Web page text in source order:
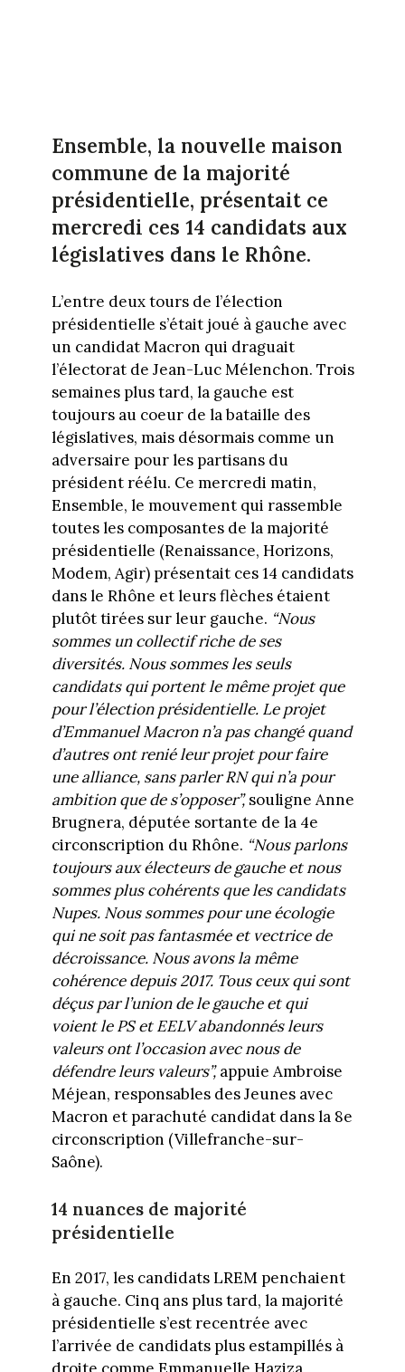
Ensemble, la nouvelle maison
commune de la majorité
présidentielle, présentait ce
mercredi ces 14 candidats aux
législatives dans le Rhône.
L’entre deux tours de l’élection
présidentielle s’était joué à gauche avec
un candidat Macron qui draguait
l’électorat de Jean-Luc Mélenchon. Trois
semaines plus tard, la gauche est
toujours au coeur de la bataille des
législatives, mais désormais comme un
adversaire pour les partisans du
président réélu. Ce mercredi matin,
Ensemble, le mouvement qui rassemble
toutes les composantes de la majorité
présidentielle (Renaissance, Horizons,
Modem, Agir) présentait ces 14 candidats
dans le Rhône et leurs flèches étaient
plutôt tirées sur leur gauche. “Nous
sommes un collectif riche de ses
diversités. Nous sommes les seuls
candidats qui portent le même projet que
pour l’élection présidentielle. Le projet
d’Emmanuel Macron n’a pas changé quand
d’autres ont renié leur projet pour faire
une alliance, sans parler RN qui n’a pour
ambition que de s’opposer”,souligne Anne
Brugnera, députée sortante de la 4e
circonscription du Rhône. “Nous parlons
toujours aux électeurs de gauche et nous
sommes plus cohérents que les candidats
Nupes. Nous sommes pour une écologie
qui ne soit pas fantasmée et vectrice de
décroissance. Nous avons la même
cohérence depuis 2017. Tous ceux qui sont
déçus par l’union de le gauche et qui
voient le PS et EELV abandonnés leurs
valeurs ont l’occasion avec nous de
défendre leurs valeurs”,appuie Ambroise
Méjean, responsables des Jeunes avec
Macron et parachuté candidat dans la 8e
circonscription (Villefranche-sur-
Saône).
14 nuances de majorité
présidentielle
En 2017, les candidats LREM penchaient
à gauche. Cinq ans plus tard, la majorité
présidentielle s’est recentrée avec
l’arrivée de candidats plus estampillés à